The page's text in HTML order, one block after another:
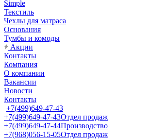
Simple
Текстиль
Чехлы для матраса
Основания
Тумбы и комоды
Акции
Контакты
Компания
О компании
Вакансии
Новости
Контакты
+7(499)649-47-43
+7(499)649-47-43Отдел продаж
+7(499)649-47-44Производство
+7(968)056-15-05Отдел продаж